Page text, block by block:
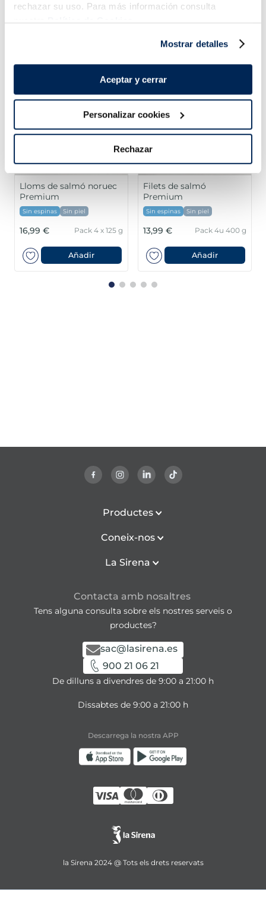
rechazar su uso. Para más información consulta
nuestraPolítica de Cookies.
Mostrar detalles
Aceptar y cerrar
Personalizar cookies
Rechazar
Combina-ho i fes un menú de 10!
Lloms de salmó noruec
Premium
Sin espinas Sin piel
16,99 € Pack 4 x 125 g
Añadir
Filets de salmó
Premium
Sin espinas Sin piel
13,99 € Pack 4u 400 g
Añadir
Productes
Coneix-nos
La Sirena
Contacta amb nosaltres
Tens alguna consulta sobre els nostres serveis o
productes?
sac@lasirena.es
900 21 06 21
De dilluns a divendres de 9:00 a 21:00 h
Dissabtes de 9:00 a 21:00 h
Descarrega la nostra APP
la Sirena 2024 @ Tots els drets reservats